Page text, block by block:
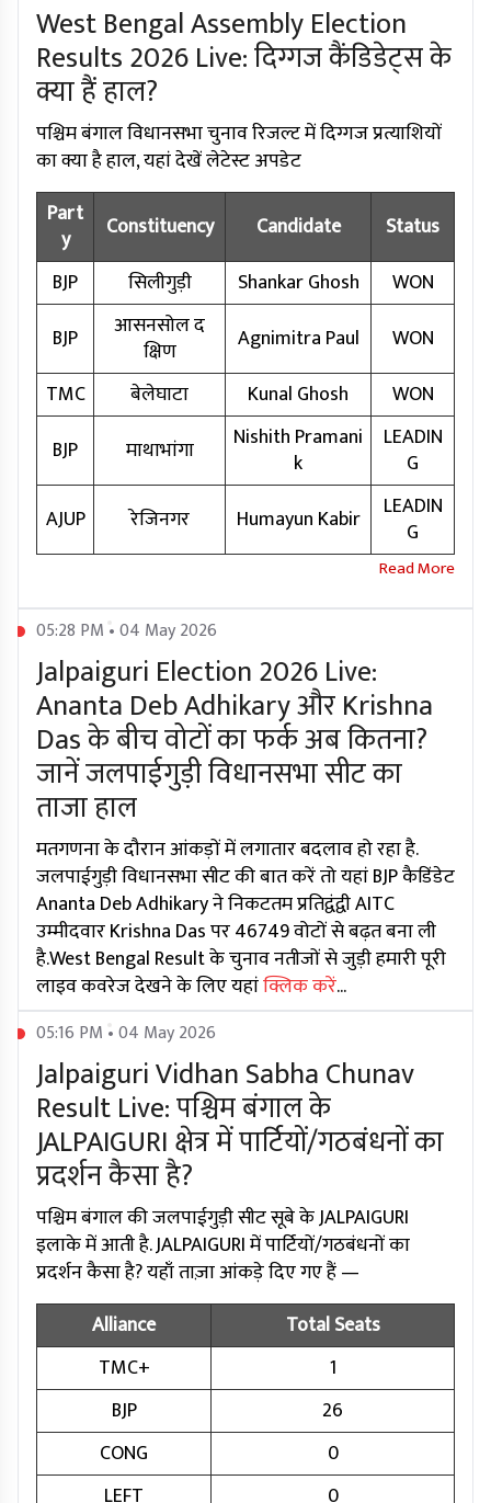
West Bengal Assembly Election
Results 2026 Live: दिग्गज कैंडिडेट्स के
क्या हैं हाल?
पश्चिम बंगाल विधानसभा चुनाव रिजल्ट में दिग्गज प्रत्याशियों
का क्या है हाल, यहां देखें लेटेस्ट अपडेट
Part
y
Constituency Candidate
Status
BJP
सिलीगुड़ी Shankar Ghosh
WON
BJP
आसनसोल द
क्षिण
Agnimitra Paul
WON
TMC
बेलेघाटा Kunal Ghosh
WON
BJP
माथाभांगा
Nishith Pramani
k
LEADIN
G
AJUP
रेजिनगर Humayun Kabir
LEADIN
G
05:28 PM • 04 May 2026
Jalpaiguri Election 2026 Live:
Ananta Deb Adhikary और Krishna
Das के बीच वोटों का फर्क अब कितना?
जानें जलपाईगुड़ी विधानसभा सीट का
ताजा हाल
मतगणना के दौरान आंकड़ों में लगातार बदलाव हो रहा है.
जलपाईगुड़ी विधानसभा सीट की बात करें तो यहां BJP कैडिंडेट
Ananta Deb Adhikary ने निकटतम प्रतिद्वंद्वी AITC
उम्मीदवार Krishna Das पर 46749 वोटों से बढ़त बना ली
है.West Bengal Result के चुनाव नतीजों से जुड़ी हमारी पूरी
लाइव कवरेज देखने के लिए यहांक्लिक करें...
05:16 PM • 04 May 2026
Jalpaiguri Vidhan Sabha Chunav
Result Live: पश्चिम बंगाल के
JALPAIGURI क्षेत्र में पार्टियों/गठबंधनों का
प्रदर्शन कैसा है?
पश्चिम बंगाल की जलपाईगुड़ी सीट सूबे के JALPAIGURI
इलाके में आती है. JALPAIGURI में पार्टियों/गठबंधनों का
प्रदर्शन कैसा है? यहाँ ताज़ा आंकड़े दिए गए हैं —
Alliance
Total Seats
TMC+
1
BJP
26
CONG
0